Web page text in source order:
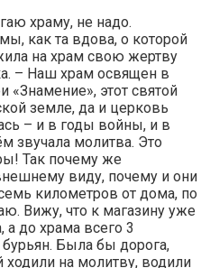
храму, не надо.
как та вдова, о которой
на храм свою жертву
– Наш храм освящен в
этот святой
земле, да и церковь
– и в годы войны, и в
звучала молитва. Это
Так почему же
виду, почему и они
километров от дома, по
Вижу, что к магазину уже
до храма всего 3
Была бы дорога,
на молитву, водили